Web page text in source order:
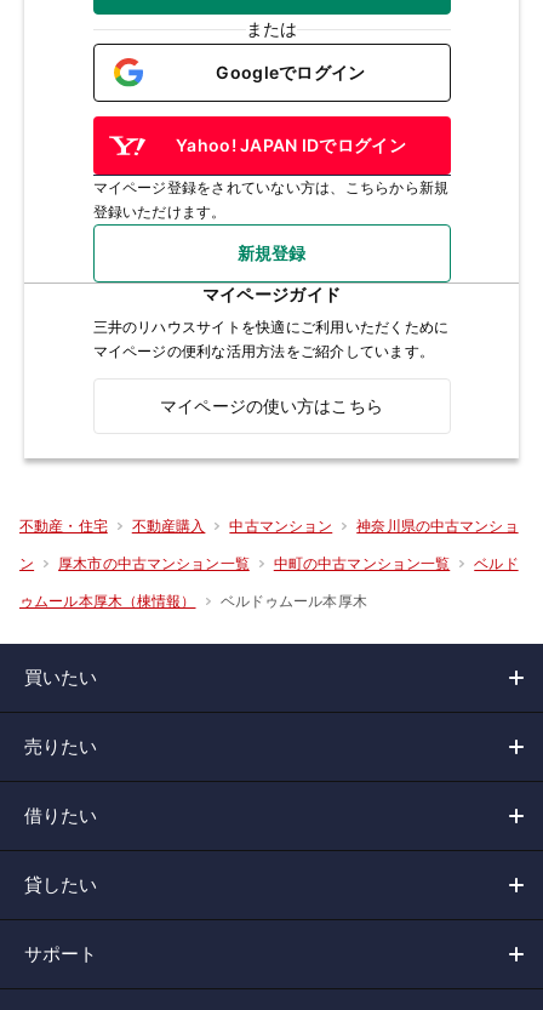
または
Googleでログイン
Yahoo! JAPAN IDでログイン
マイページ登録をされていない方は、こちらから新規
登録いただけます。
新規登録
マイページガイド
三井のリハウスサイトを快適にご利用いただくために
マイページの便利な活用方法をご紹介しています。
マイページの使い方はこちら
不動産・住宅 不動産購入 中古マンション 神奈川県の中古マンショ
ン 厚木市の中古マンション一覧 中町の中古マンション一覧 ベルド
ゥムール本厚木（棟情報） ベルドゥムール本厚木
買いたい
売りたい
借りたい
貸したい
サポート